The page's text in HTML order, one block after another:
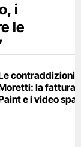
i
le
contraddizioni
la fattura
e i video